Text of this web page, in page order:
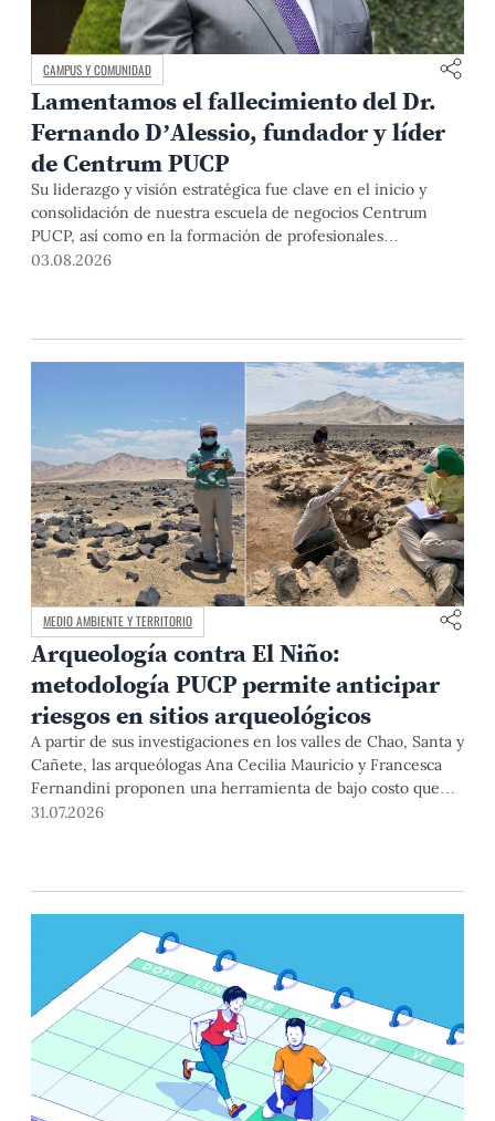
CAMPUS Y COMUNIDAD
Lamentamos el fallecimiento del Dr.
Fernando D’Alessio, fundador y líder
de Centrum PUCP
Su liderazgo y visión estratégica fue clave en el inicio y
consolidación de nuestra escuela de negocios Centrum
PUCP, así como en la formación de profesionales
empresariales comprometidos con el país. Por todo ello,
03.08.2026
MEDIO AMBIENTE Y TERRITORIO
Arqueología contra El Niño:
metodología PUCP permite anticipar
riesgos en sitios arqueológicos
A partir de sus investigaciones en los valles de Chao, Santa y
Cañete, las arqueólogas Ana Cecilia Mauricio y Francesca
Fernandini proponen una herramienta de bajo costo que
combina datos abiertos, mapas, sistemas de información
31.07.2026